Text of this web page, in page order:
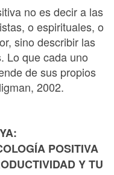
no es decir a las
o espirituales, o
sino describir las
Lo que cada uno
de sus propios
2002.
POSITIVA
Y TU